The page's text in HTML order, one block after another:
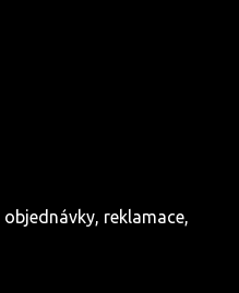
objednávky, reklamace,